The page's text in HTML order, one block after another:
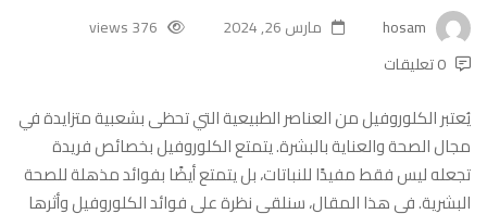
مارس 26, 2024
376 views
0 تعليقات
يُعتبر الكلوروفيل من العناصر الطبيعية التي تحظى بشعبية متزايدة في
مجال الصحة والعناية بالبشرة. يتمتع الكلوروفيل بخصائص فريدة
تجعله ليس فقط مفيدًا للنباتات، بل يتمتع أيضًا بفوائد مذهلة للصحة
البشرية. في هذا المقال، سنلقي نظرة على فوائد الكلوروفيل وأثرها